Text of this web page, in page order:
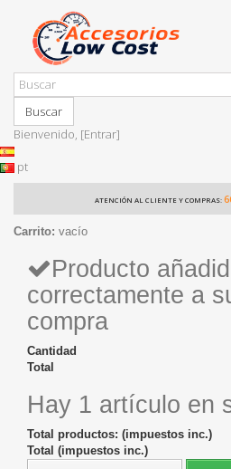
Buscar
Bienvenido, [Entrar]
pt
ATENCIÓN AL CLIENTE Y COMPRAS:
Carrito: vacío
Producto
correctamente a
compra
Cantidad
Total
Hay 1 artículo en
Total productos: (impuestos inc.)
Total (impuestos inc.)